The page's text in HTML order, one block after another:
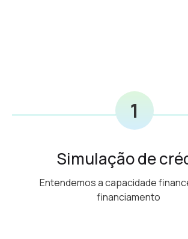
1
Simulação de
Entendemos a capacidade
financiamento